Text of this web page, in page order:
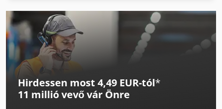
Felder K 700 S
Haas Vf-4
Hermle C 400
Holzkraft Vsa 38 L
Holzkraft Vsa 48 L
Hirdessen most 4,49 EUR-tól*
11 millió vevővár Önre